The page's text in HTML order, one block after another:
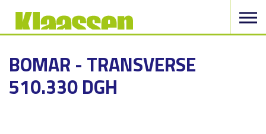
BOMAR - TRANSVERSE
510.330 DGH